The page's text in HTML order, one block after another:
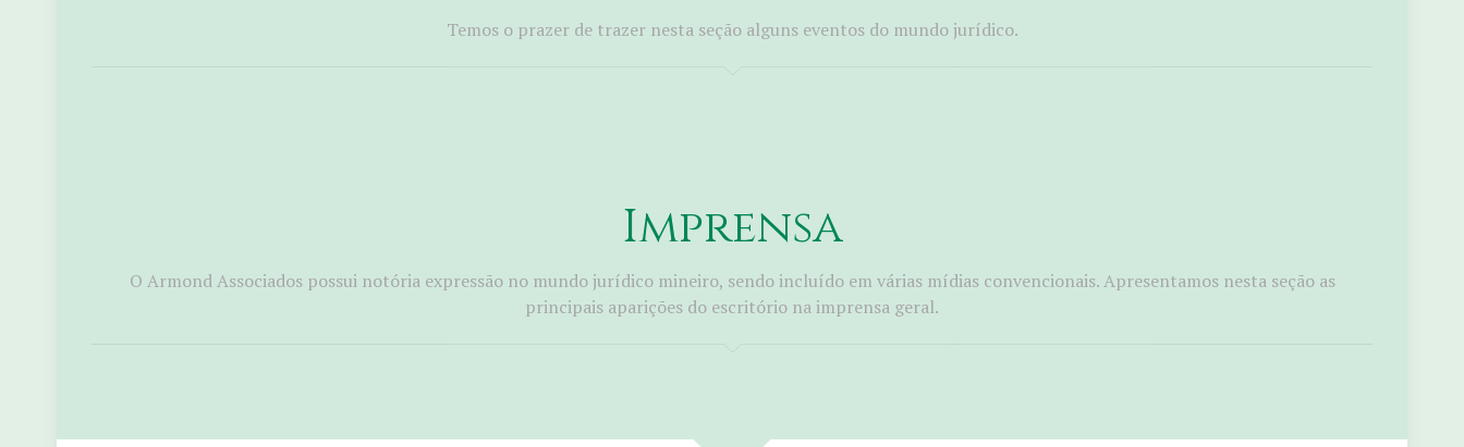
Temos o prazer de trazer nesta seção alguns eventos do mundo jurídico.
Imprensa
O Armond Associados possui notória expressão no mundo jurídico mineiro, sendo incluído em várias mídias convencionais. Apresentamos nesta seção as
principais aparições do escritório na imprensa geral.